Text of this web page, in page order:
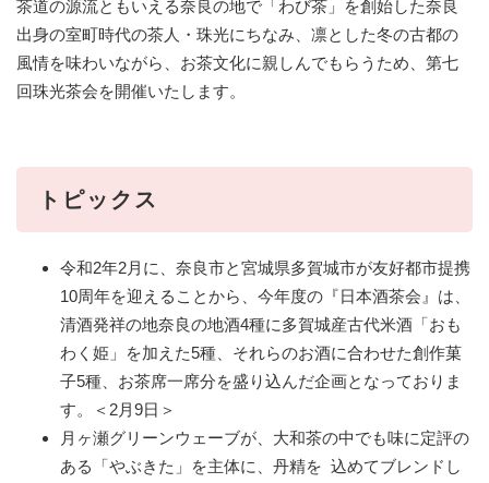
茶道の源流ともいえる奈良の地で「わび茶」を創始した奈良
出身の室町時代の茶人・珠光にちなみ、凛とした冬の古都の
風情を味わいながら、お茶文化に親しんでもらうため、第七
回珠光茶会を開催いたします。
トピックス
令和2年2月に、奈良市と宮城県多賀城市が友好都市提携
10周年を迎えることから、今年度の『日本酒茶会』は、
清酒発祥の地奈良の地酒4種に多賀城産古代米酒「おも
わく姫」を加えた5種、それらのお酒に合わせた創作菓
子5種、お茶席一席分を盛り込んだ企画となっておりま
す。＜2月9日＞
月ヶ瀬グリーンウェーブが、大和茶の中でも味に定評の
ある「やぶきた」を主体に、丹精を 込めてブレンドし